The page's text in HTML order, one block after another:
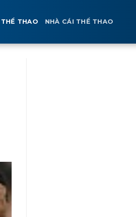
THAO NHÀ CÁI THỂ THAO